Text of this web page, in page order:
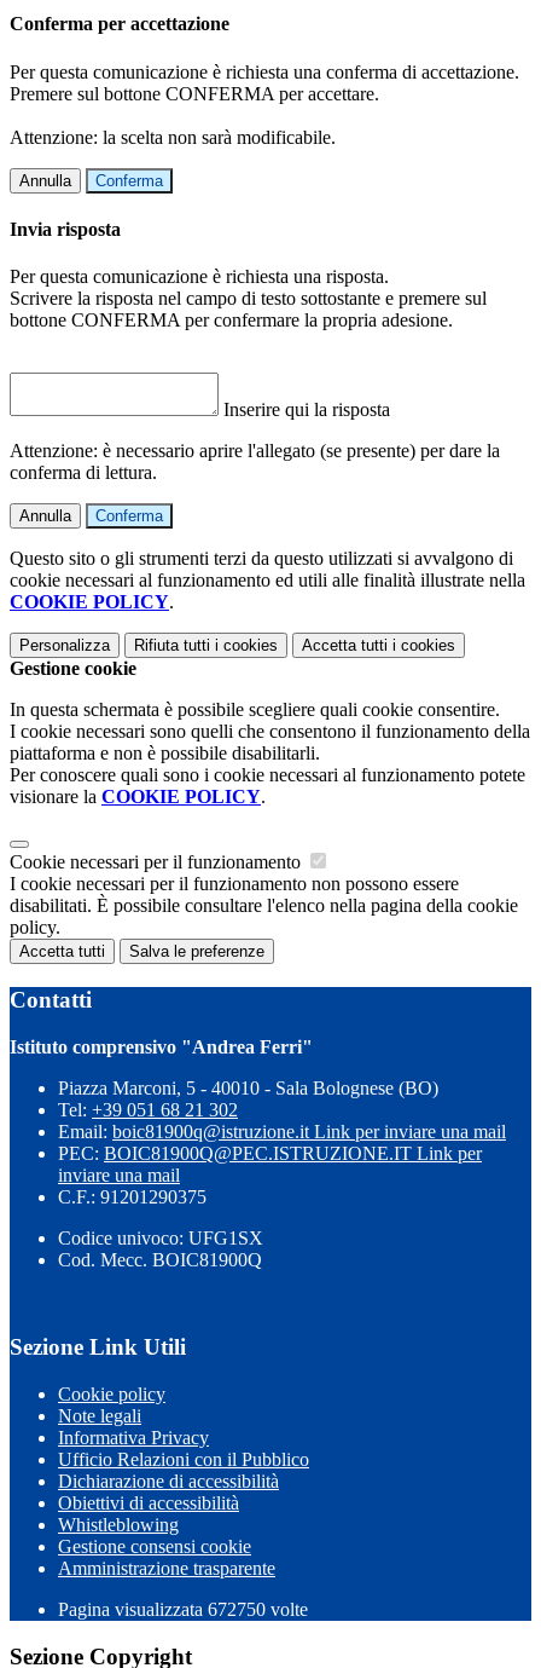
Conferma per accettazione
Per questa comunicazione è richiesta una conferma di accettazione.
Premere sul bottone CONFERMA per accettare.
Attenzione: la scelta non sarà modificabile.
Annulla Conferma
Invia risposta
Per questa comunicazione è richiesta una risposta.
Scrivere la risposta nel campo di testo sottostante e premere sul
bottone CONFERMA per confermare la propria adesione.
Inserire qui la risposta
Attenzione: è necessario aprire l'allegato (se presente) per dare la
conferma di lettura.
Annulla Conferma
Questo sito o gli strumenti terzi da questo utilizzati si avvalgono di
cookie necessari al funzionamento ed utili alle finalità illustrate nella
COOKIE POLICY.
Personalizza Rifiuta tutti i cookies Accetta tutti i cookies
Gestione cookie
In questa schermata è possibile scegliere quali cookie consentire.
I cookie necessari sono quelli che consentono il funzionamento della
piattaforma e non è possibile disabilitarli.
Per conoscere quali sono i cookie necessari al funzionamento potete
visionare la COOKIE POLICY.
Cookie necessari per il funzionamento
I cookie necessari per il funzionamento non possono essere
disabilitati. È possibile consultare l'elenco nella pagina della cookie
policy.
Accetta tutti Salva le preferenze
Contatti
Istituto comprensivo "Andrea Ferri"
Piazza Marconi, 5 - 40010 - Sala Bolognese (BO)
Tel: +39 051 68 21 302
Email: boic81900q@istruzione.it Link per inviare una mail
PEC: BOIC81900Q@PEC.ISTRUZIONE.IT Link per
inviare una mail
C.F.: 91201290375
Codice univoco: UFG1SX
Cod. Mecc. BOIC81900Q
Sezione Link Utili
Cookie policy
Note legali
Informativa Privacy
Ufficio Relazioni con il Pubblico
Dichiarazione di accessibilità
Obiettivi di accessibilità
Whistleblowing
Gestione consensi cookie
Amministrazione trasparente
Pagina visualizzata 672750 volte
Sezione Copyright